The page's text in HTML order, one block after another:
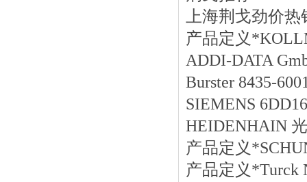
上海荆戈劲价
产品定义
ADDI-DATA
Burster 8435-
SIEMENS
HEIDENHAIN
产品定义
产品定义*Turck